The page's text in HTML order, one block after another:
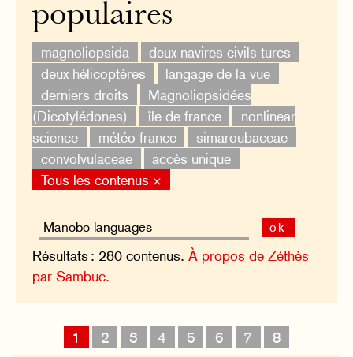
populaires
magnoliopsida
deux navires civils turcs
deux hélicoptères
langage de la vue
derniers droits
Magnoliopsidées
(Dicotylédones)
île de france
nonlinear
science
météo france
simaroubaceae
convolvulaceae
accès unique
Tous les contenus ×
ok
Résultats : 280 contenus.À propos de Zéthès
par Sambuc.
1 2 3 4 5 6 7 8